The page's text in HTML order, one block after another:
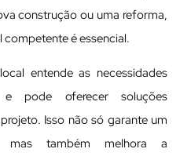
construção ou uma reforma,
é essencial.
entende as necessidades
pode oferecer soluções
Isso não só garante um
mas também melhora a